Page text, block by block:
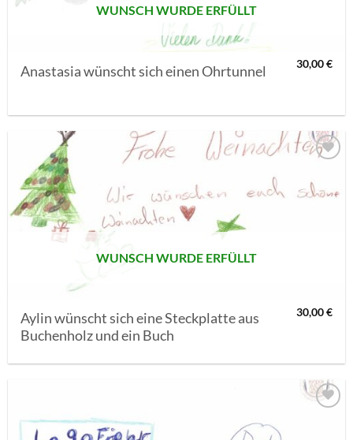
WUNSCH WURDE ERFÜLLT
Anastasia wünscht sich einen Ohrtunnel 30,00€
MERKLISTE
SETZEN
WUNSCH WURDE ERFÜLLT
Aylin wünscht sich eine Steckplatte aus
Buchenholz und ein Buch
30,00€
MERKLISTE